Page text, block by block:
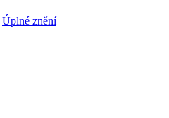
Úplné znění